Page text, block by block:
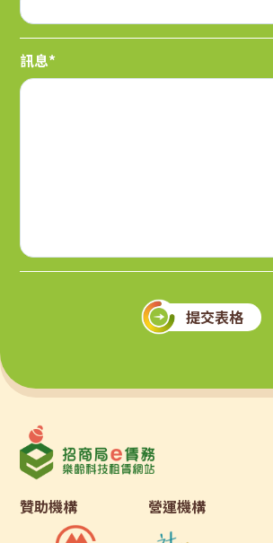
訊息*
提交表格
贊助機構 營運機構